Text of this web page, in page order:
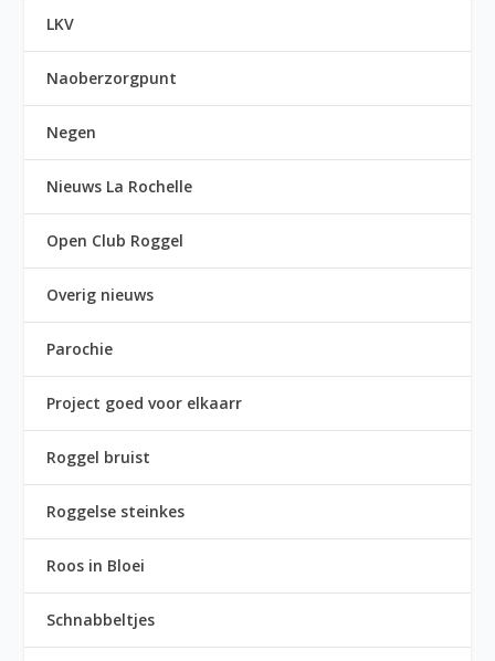
LKV
Naoberzorgpunt
Negen
Nieuws La Rochelle
Open Club Roggel
Overig nieuws
Parochie
Project goed voor elkaarr
Roggel bruist
Roggelse steinkes
Roos in Bloei
Schnabbeltjes